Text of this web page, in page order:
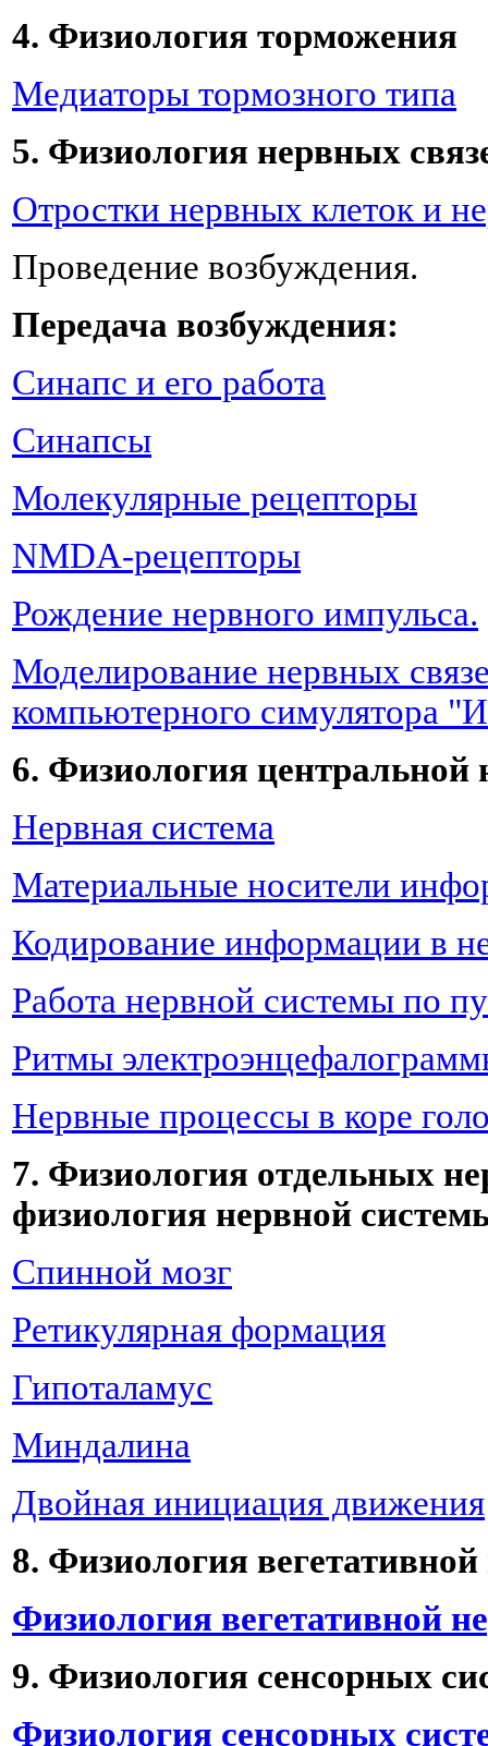
4. Физиология торможения
Медиаторы тормозного типа
5. Физиология нервных
Отростки нервных клеток и
Проведение возбуждения.
Передача возбуждения:
Синапс и его работа
Синапсы
Молекулярные рецепторы
NMDA-рецепторы
Рождение нервного импульса.
Моделирование нервных
компьютерного симулятора
6. Физиология
Нервная система
Материальные носители
Кодирование информации в
Работа нервной системы по
Ритмы
Нервные процессы в коре
7. Физиология отдельных
физиология нервной
Спинной мозг
Ретикулярная формация
Гипоталамус
Миндалина
Двойная инициация движения
8. Физиология
Физиология вегетативной
9. Физиология сенсорных
Физиология сенсорных